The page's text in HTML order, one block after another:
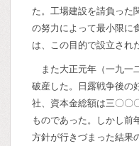
た。工場建設を請負った
の努力によって最小限に
は、この目的で設立され
また大正元年（一九一
破産した。日露戦争後の
社、資本金総額は三〇〇
ものであった。しかし前
方針が行きづまった結果